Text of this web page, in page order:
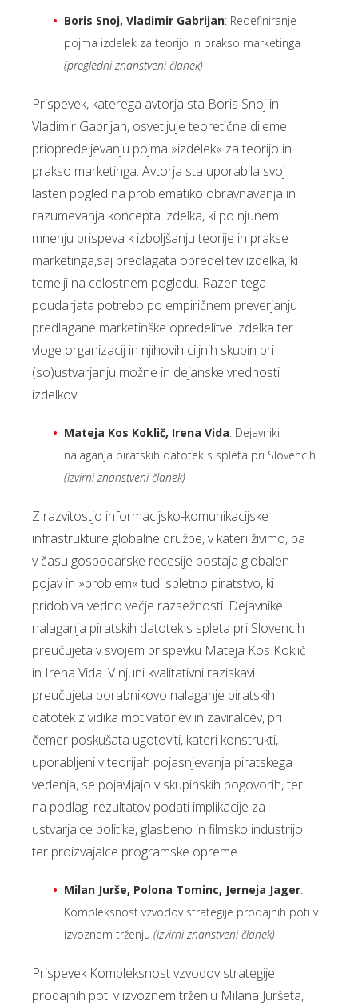
Boris Snoj, Vladimir Gabrijan: Redefiniranje
pojma izdelek za teorijo in prakso marketinga
(pregledni znanstveni članek)
Prispevek, katerega avtorja sta Boris Snoj in
Vladimir Gabrijan, osvetljuje teoretične dileme
priopredeljevanju pojma »izdelek« za teorijo in
prakso marketinga. Avtorja sta uporabila svoj
lasten pogled na problematiko obravnavanja in
razumevanja koncepta izdelka, ki po njunem
mnenju prispeva k izboljšanju teorije in prakse
marketinga,saj predlagata opredelitev izdelka, ki
temelji na celostnem pogledu. Razen tega
poudarjata potrebo po empiričnem preverjanju
predlagane marketinške opredelitve izdelka ter
vloge organizacij in njihovih ciljnih skupin pri
(so)ustvarjanju možne in dejanske vrednosti
izdelkov.
Mateja Kos Koklič, Irena Vida: Dejavniki
nalaganja piratskih datotek s spleta pri Slovencih
(izvirni znanstveni članek)
Z razvitostjo informacijsko-komunikacijske
infrastrukture globalne družbe, v kateri živimo, pa
v času gospodarske recesije postaja globalen
pojav in »problem« tudi spletno piratstvo, ki
pridobiva vedno večje razsežnosti. Dejavnike
nalaganja piratskih datotek s spleta pri Slovencih
preučujeta v svojem prispevku Mateja Kos Koklič
in Irena Vida. V njuni kvalitativni raziskavi
preučujeta porabnikovo nalaganje piratskih
datotek z vidika motivatorjev in zaviralcev, pri
čemer poskušata ugotoviti, kateri konstrukti,
uporabljeni v teorijah pojasnjevanja piratskega
vedenja, se pojavljajo v skupinskih pogovorih, ter
na podlagi rezultatov podati implikacije za
ustvarjalce politike, glasbeno in filmsko industrijo
ter proizvajalce programske opreme.
Milan Jurše, Polona Tominc, Jerneja Jager:
Kompleksnost vzvodov strategije prodajnih poti v
izvoznem trženju (izvirni znanstveni članek)
Prispevek Kompleksnost vzvodov strategije
prodajnih poti v izvoznem trženju Milana Juršeta,